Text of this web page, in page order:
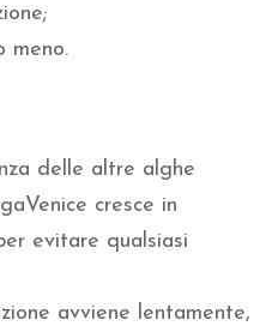
meno.
delle altre alghe
cresce in
evitare qualsiasi
avviene lentamente,